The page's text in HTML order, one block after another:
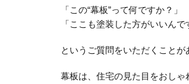
「この“幕板”って何ですか？」
「ここも塗装した方がいいんで
というご質問をいただくことが
幕板は、住宅の見た目をおしゃ